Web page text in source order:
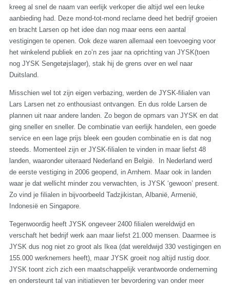
kreeg al snel de naam van eerlijk verkoper die altijd wel een leuke
aanbieding had. Deze mond-tot-mond reclame deed het bedrijf groeien
en bracht Larsen op het idee dan nog maar eens een aantal
vestigingen te openen. Ook deze waren allemaal een toevoeging voor
het winkelend publiek en zo’n zes jaar na oprichting van JYSK(toen
nog JYSK Sengetøjslager), stak hij de grens over en wel naar
Duitsland.
Misschien wel tot zijn eigen verbazing, werden de JYSK-filialen van
Lars Larsen net zo enthousiast ontvangen. En dus rolde Larsen de
plannen uit naar andere landen. Zo begon de opmars van JYSK en dat
ging sneller en sneller. De combinatie van eerlijk handelen, een goede
service en een lage prijs bleek een gouden combinatie en is dat nog
steeds. Momenteel zijn er JYSK-filialen te vinden in maar liefst 48
landen, waaronder uiteraard Nederland en België. In Nederland werd
de eerste vestiging in 2006 geopend, in Arnhem. Maar ook in landen
waar je dat wellicht minder zou verwachten, is JYSK ‘gewoon’ present.
Zo vind je filialen in bijvoorbeeld Tadzjikistan, Albanië, Armenië,
Indonesië en Singapore.
Tegenwoordig heeft JYSK ongeveer 2400 filialen wereldwijd en
verschaft het bedrijf werk aan maar liefst 21.000 mensen. Daarmee is
JYSK dus nog niet zo groot als Ikea (dat wereldwijd 330 vestigingen en
155.000 werknemers heeft), maar JYSK groeit nog altijd rustig door.
JYSK toont zich zich een maatschappelijk verantwoorde onderneming
en ondersteunt tal van initiatieven ter bevordering van onder meer